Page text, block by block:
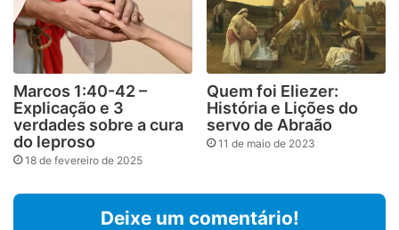
Marcos 1:40-42 –
Explicação e 3
verdades sobre a cura
do leproso
18 de fevereiro de 2025
Quem foi Eliezer:
História e Lições do
servo de Abraão
11 de maio de 2023
Deixe um comentário!